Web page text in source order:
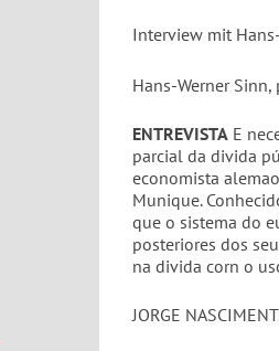
Interview mit
Hans-Werner
ENTREVISTA E
parcial da divida
economista
Munique.
que o sistema do
posteriores dos
na divida corn o
JORGE